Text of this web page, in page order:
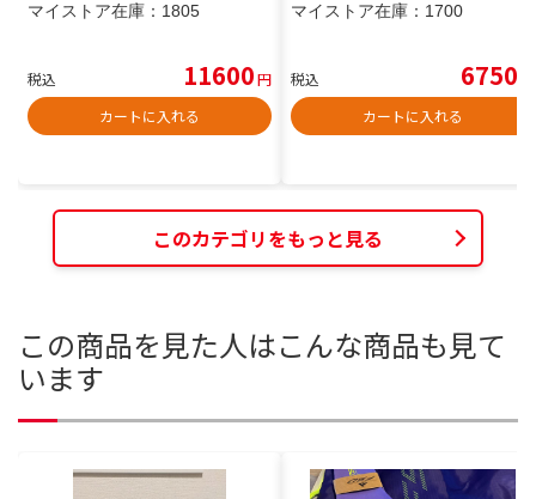
マイストア在庫： 1805
税込 11600円
カートに入れる
マイストア在庫： 1700
税込 6750
カートに入れる
このカテゴリをもっと見る
この商品を見た人はこんな商品も見て
います